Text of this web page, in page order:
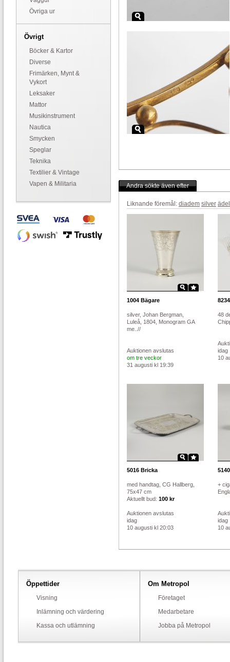
Övriga ur
Övrigt
Böcker & Kartor
Diverse
Frimärken, Mynt &
Vykort
Leksaker
Mattor
Musikinstrument
Nautica
Smycken
Speglar
Teknika
Textilier & Vintage
Vapen & Militaria
Andra sökte även efter
Liknande föremål: diadem silver
1004 Bägare
silver, Johan Bergman,
Luleå, 1804, Monogram GA
me..//
Auktionen avslutas
om tre veckor
31 augusti kl 19:39
8234
48
idag
10
5016 Bricka
med handtag, CG Hallberg,
75x47 cm
Aktuellt bud: 100 kr
Auktionen avslutas
idag
10 augusti kl 20:03
5140
+
idag
10
Öppettider
Visning
Inlämning och värdering
Kassa och utlämning
Om Metropol
Företaget
Medarbetare
Jobba på Metropol